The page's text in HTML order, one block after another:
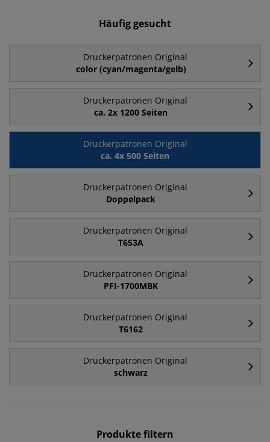
Häufig gesucht
Druckerpatronen Original
color (cyan/magenta/gelb)
Druckerpatronen Original
ca. 2x 1200 Seiten
Druckerpatronen Original
ca. 4x 500 Seiten
Druckerpatronen Original
Doppelpack
Druckerpatronen Original
T653A
Druckerpatronen Original
PFI-1700MBK
Druckerpatronen Original
T6162
Druckerpatronen Original
schwarz
Produkte filtern